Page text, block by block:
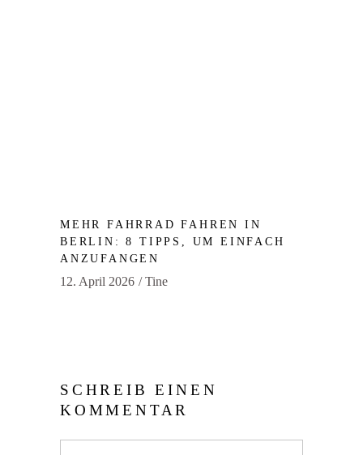
MEHR FAHRRAD FAHREN IN
BERLIN: 8 TIPPS, UM EINFACH
ANZUFANGEN
12. April 2026 Tine
SCHREIB EINEN
KOMMENTAR